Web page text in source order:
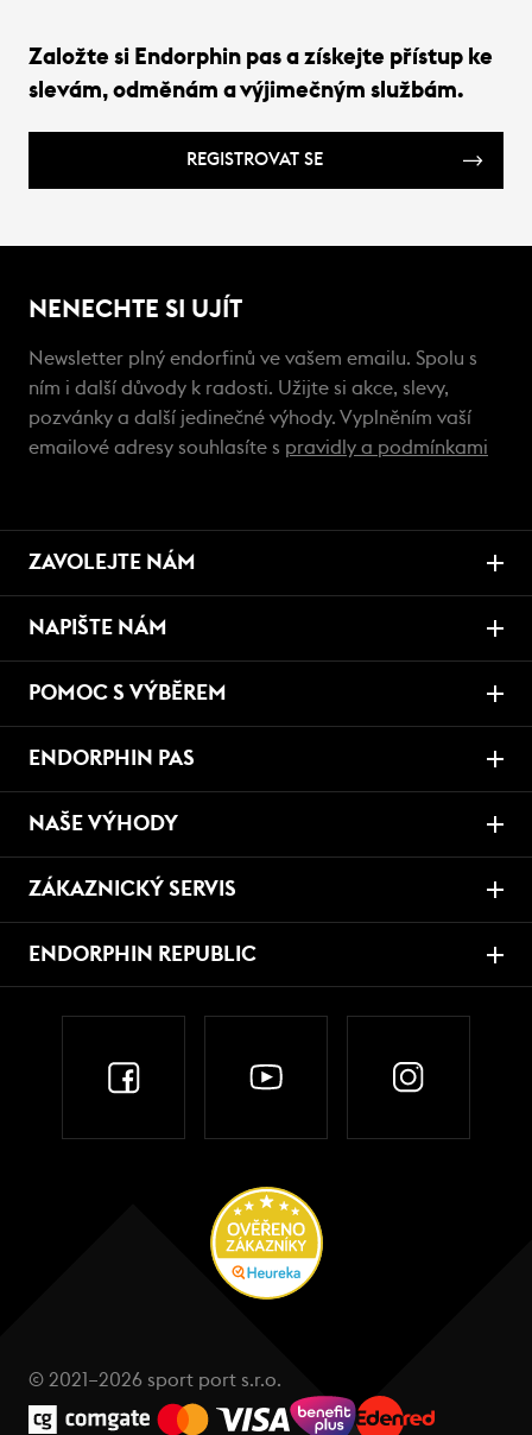
Založte si Endorphin pas a získejte přístup ke
slevám, odměnám a výjimečným službám.
REGISTROVAT SE
NENECHTE SI UJÍT
Newsletter plný endorfinů ve vašem emailu. Spolu s
ním i další důvody k radosti. Užijte si akce, slevy,
pozvánky a další jedinečné výhody. Vyplněním vaší
emailové adresy souhlasíte s pravidly a podmínkami
ZAVOLEJTE NÁM
NAPIŠTE NÁM
POMOC S VÝBĚREM
ENDORPHIN PAS
NAŠE VÝHODY
ZÁKAZNICKÝ SERVIS
ENDORPHIN REPUBLIC
© 2021–2026 sport port s.r.o.